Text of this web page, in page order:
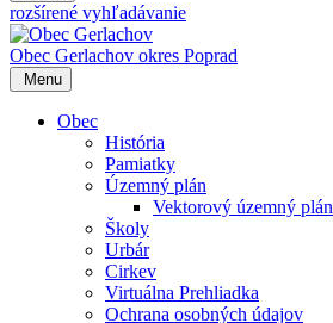
rozšírené vyhľadávanie
Obec Gerlachov okres Poprad
Menu
Obec
História
Pamiatky
Územný plán
Vektorový územný plán
Školy
Urbár
Cirkev
Virtuálna Prehliadka
Ochrana osobných údajov